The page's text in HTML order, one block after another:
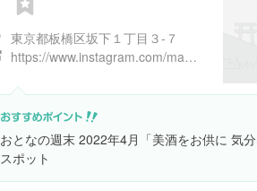
東京都板橋区坂下１丁目３-７
https://www.instagram.com/mazesoba_jack/
おとなの週末 2022年4月「美酒をお供に 気
スポット